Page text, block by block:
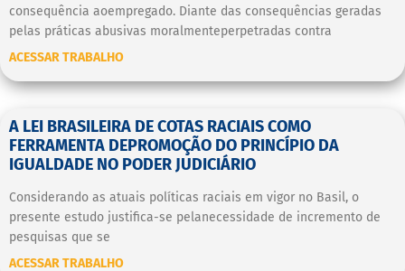
consequência aoempregado. Diante das consequências geradas
pelas práticas abusivas moralmenteperpetradas contra
ACESSAR TRABALHO
A LEI BRASILEIRA DE COTAS RACIAIS COMO
FERRAMENTA DEPROMOÇÃO DO PRINCÍPIO DA
IGUALDADE NO PODER JUDICIÁRIO
Considerando as atuais políticas raciais em vigor no Basil, o
presente estudo justifica-se pelanecessidade de incremento de
pesquisas que se
ACESSAR TRABALHO